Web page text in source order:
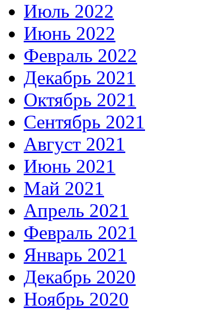
Июль 2022
Июнь 2022
Февраль 2022
Декабрь 2021
Октябрь 2021
Сентябрь 2021
Август 2021
Июнь 2021
Май 2021
Апрель 2021
Февраль 2021
Январь 2021
Декабрь 2020
Ноябрь 2020